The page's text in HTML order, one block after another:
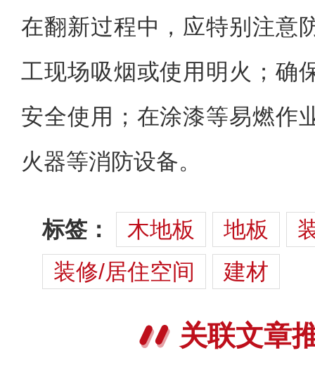
在翻新过程中，应特别注意
工现场吸烟或使用明火；确
安全使用；在涂漆等易燃作
火器等消防设备。
标签： 木地板 地板
装修/居住空间
建材
关联文章